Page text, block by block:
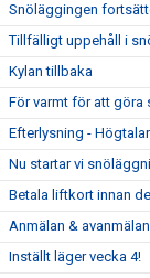
Snöläggingen
Tillfälligt uppehåll i
Kylan tillbaka
För varmt för att göra
Efterlysning -
Nu startar vi
Betala liftkort innan
Anmälan &
Inställt läger vecka 4!